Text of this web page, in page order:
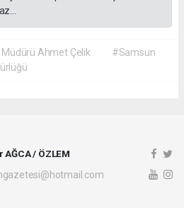
Ahmet Çelik
#Samsun
AĞCA / ÖZLEM